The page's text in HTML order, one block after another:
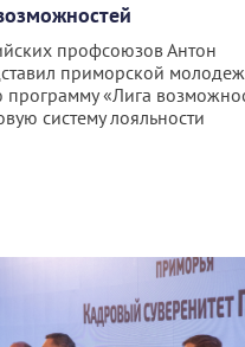
профсоюзов Антон
приморской
программу «Лига
систему лояльности